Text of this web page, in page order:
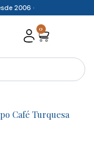
2006 ·
0
Cart
Café Turquesa